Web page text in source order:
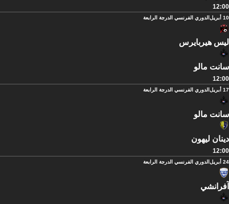
12:00
10 أبريل الدوري الفرنسي الدرجة الرابعة
ليس هيربايرس
سانت مالو
12:00
17 أبريل الدوري الفرنسي الدرجة الرابعة
سانت مالو
دينان ليهون
12:00
24 أبريل الدوري الفرنسي الدرجة الرابعة
آفرانشي